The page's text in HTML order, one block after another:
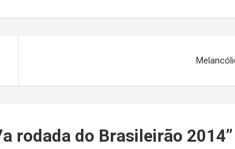
rodada do Brasileirão 2014”